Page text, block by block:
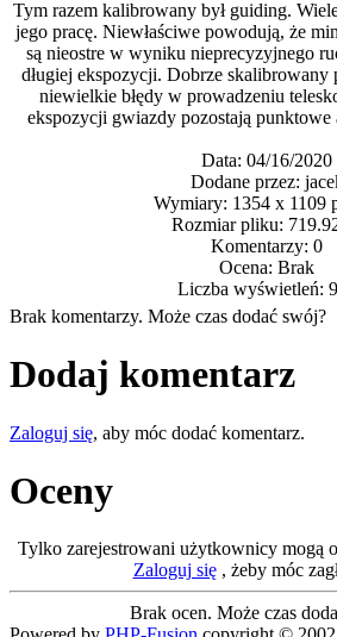
Tym razem kalibrowany był guiding.
jego pracę. Niewłaściwe powodują, że
są nieostre w wyniku nieprecyzyjnego
długiej ekspozycji. Dobrze skalibrowany
niewielkie błędy w prowadzeniu
ekspozycji gwiazdy pozostają punktowe
Data: 04/16/2020
Dodane przez:
Wymiary: 1354 x 1109
Rozmiar pliku:
Komentarzy: 0
Ocena: Brak
Liczba wyświetleń:
Brak komentarzy. Może czas dodać swój?
Dodaj komentarz
Zaloguj się, aby móc dodać komentarz.
Oceny
Tylko zarejestrowani użytkownicy mogą
Zaloguj się, żeby móc
Brak ocen. Może czas